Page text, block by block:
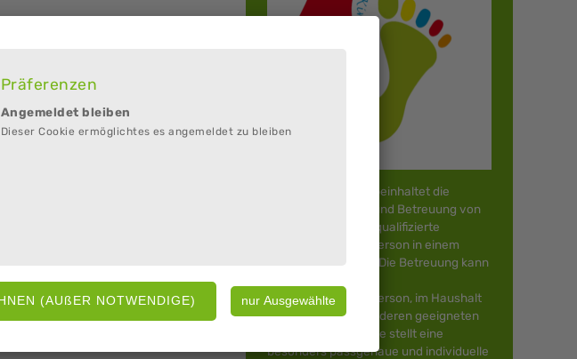
Präferenzen
Angemeldet bleiben
Dieser Cookie ermöglichtes es angemeldet zu bleiben
Kindertagespflege beinhaltet die
Bildung, Erziehung und Betreuung von
Kindern durch eine qualifizierte
Kindertagespflegeperson in einem
familiären Rahmen. Die Betreuung kann
Kindertagespflegeperson, im Haushalt
der Eltern oder in anderen geeigneten
Räumen erfolgen. Sie stellt eine
besonders passgenaue und individuelle